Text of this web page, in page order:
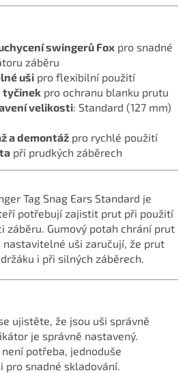
swingerů Fox pro snadné
záběru
uši pro flexibilní použití
tyčinek pro ochranu blanku prutu
velikosti: Standard (127 mm)
a demontáž pro rychlé použití
při prudkých záběrech
Tag Snag Ears Standard je
potřebují zajistit prut při použití
záběru. Gumový potah chrání prut
nastavitelné uši zaručují, že prut
i při silných záběrech.
ujistěte, že jsou uši správně
je správně nastavený.
potřeba, jednoduše
pro snadné skladování.